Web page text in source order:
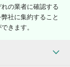
の業者に確認する
社に集約すること
きます。